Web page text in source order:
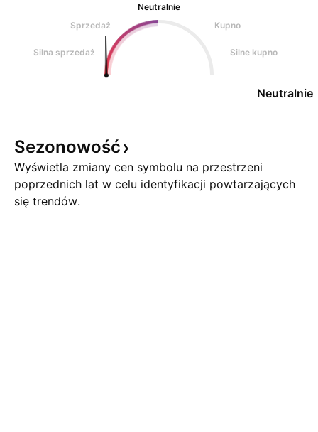
Neutralnie
Sprzedaż
Kupno
Silna sprzedaż Silne kupno
Neutralnie
Sezonowość
Wyświetla zmiany cen symbolu na przestrzeni
poprzednich lat w celu identyfikacji powtarzających
się trendów.